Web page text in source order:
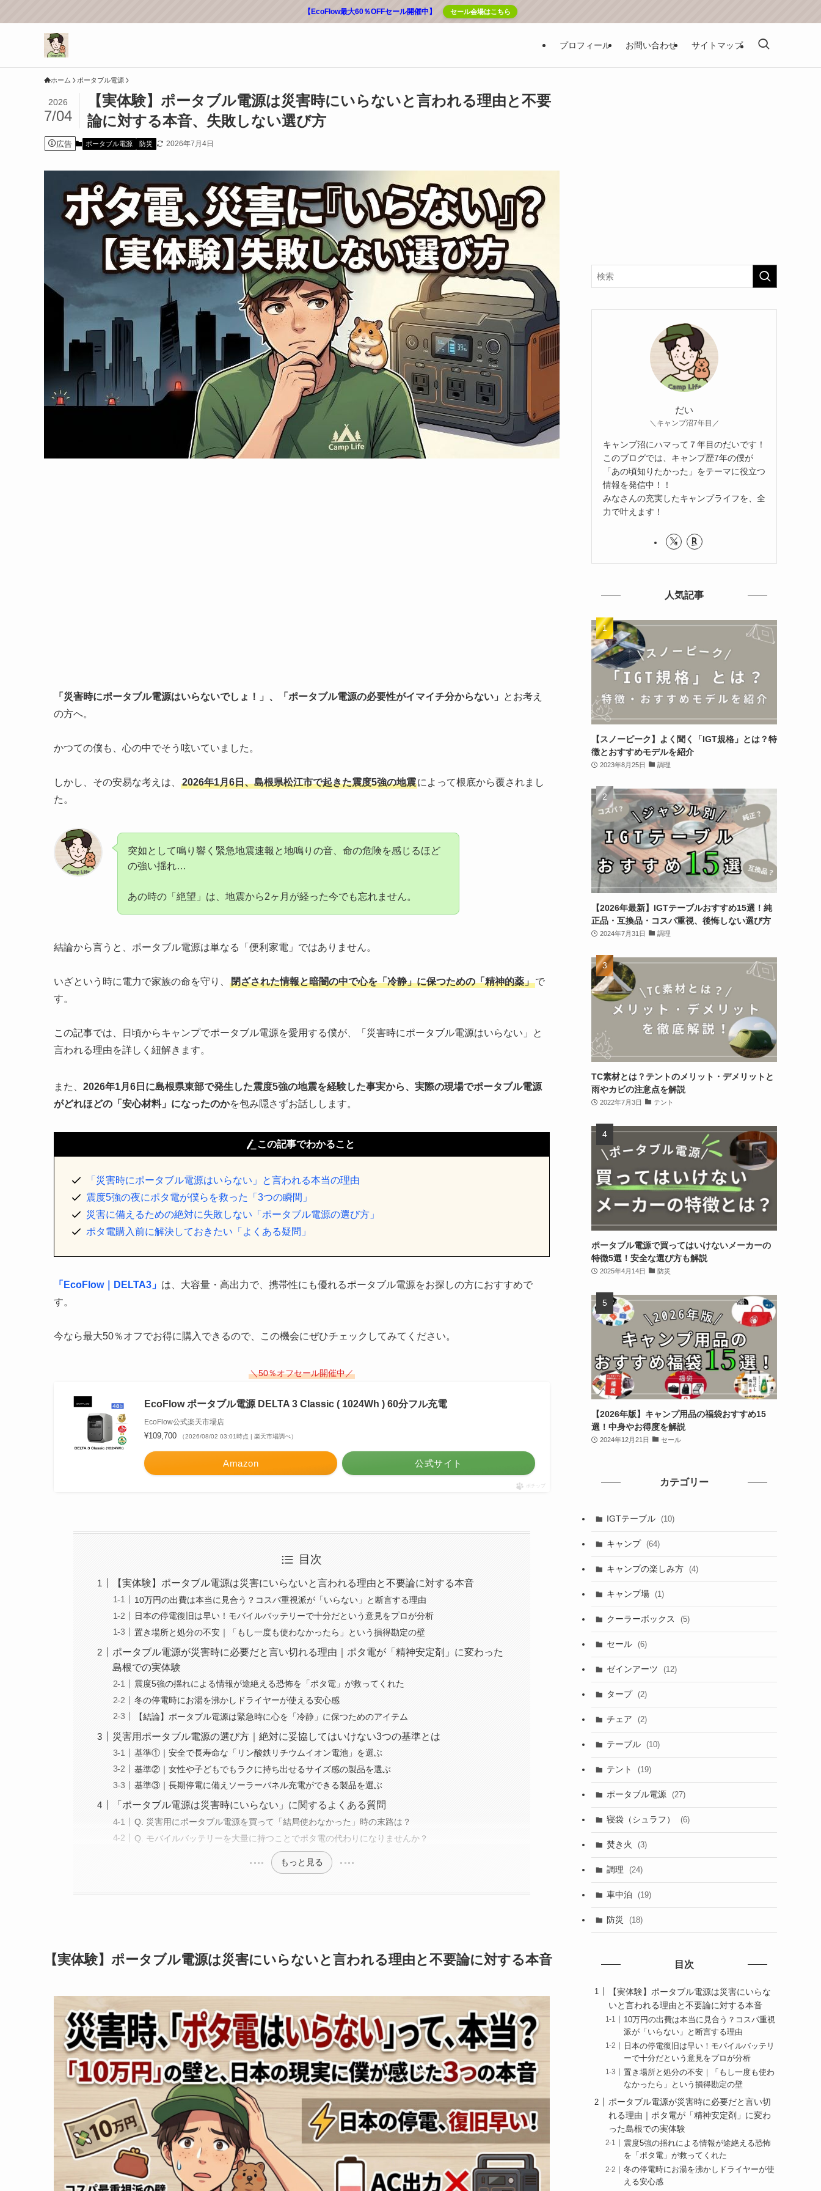
【EcoFlow最大60％OFFセール開催中】 セール会場はこちら
プロフィール お問い合わせ サイトマップ
ホーム ポータブル電源
【実体験】ポータブル電源は災害時にいらないと言われる理由と不要
論に対する本音、失敗しない選び方
2026
7/04
広告 ポータブル電源 防災 2026年7月4日
「災害時にポータブル電源はいらないでしょ！」、「ポータブル電源の必要性がイマイチ分からない」
とお考え
の方へ。
かつての僕も、心の中でそう呟いていました。
しかし、その安易な考えは、 2026年1月6日、島根県松江市で起きた震度5強の地震によって根底から覆されまし
た。
突如として鳴り響く緊急地震速報と地鳴りの音、命の危険を感じるほど
の強い揺れ…
あの時の「絶望」は、地震から2ヶ月が経った今でも忘れません。
結論から言うと、ポータブル電源は単なる「便利家電」ではありません。
いざという時に電力で家族の命を守り、 閉ざされた情報と暗闇の中で心を「冷静」に保つための「精神的薬」で
す。
この記事では、日頃からキャンプでポータブル電源を愛用する僕が、「災害時にポータブル電源はいらない」と
言われる理由を詳しく紐解きます。
また、 2026年1月6日に島根県東部で発生した震度5強の地震を経験した事実から、実際の現場でポータブル電源
がどれほどの「安心材料」になったのかを包み隠さずお話しします。
この記事でわかること
「災害時にポータブル電源はいらない」と言われる本当の理由
震度5強の夜にポタ電が僕らを救った「3つの瞬間」
災害に備えるための絶対に失敗しない「ポータブル電源の選び方」
ポタ電購入前に解決しておきたい「よくある疑問」
「EcoFlow｜DELTA3」 は、大容量・高出力で、携帯性にも優れるポータブル電源をお探しの方におすすめで
す。
今なら最大50％オフでお得に購入できるので、この機会にぜひチェックしてみてください。
＼50％オフセール開催中／
EcoFlow ポータブル電源 DELTA 3 Classic ( 1024Wh ) 60分フル充電
EcoFlow公式楽天市場店
¥109,700 （2026/08/02 03:01時点 | 楽天市場調べ）
Amazon 公式サイト
ポチップ
目次
【実体験】ポータブル電源は災害にいらないと言われる理由と不要論に対する本音
10万円の出費は本当に見合う？コスパ重視派が「いらない」と断言する理由
日本の停電復旧は早い！モバイルバッテリーで十分だという意見をプロが分析
置き場所と処分の不安｜「もし一度も使わなかったら」という損得勘定の壁
ポータブル電源が災害時に必要だと言い切れる理由｜ポタ電が「精神安定剤」に変わった
島根での実体験
震度5強の揺れによる情報が途絶える恐怖を「ポタ電」が救ってくれた
冬の停電時にお湯を沸かしドライヤーが使える安心感
【結論】ポータブル電源は緊急時に心を「冷静」に保つためのアイテム
災害用ポータブル電源の選び方｜絶対に妥協してはいけない3つの基準とは
基準①｜安全で長寿命な「リン酸鉄リチウムイオン電池」を選ぶ
基準②｜女性や子どもでもラクに持ち出せるサイズ感の製品を選ぶ
基準③｜長期停電に備えソーラーパネル充電ができる製品を選ぶ
「ポータブル電源は災害時にいらない」に関するよくある質問
Q. 災害用にポータブル電源を買って「結局使わなかった」時の末路は？
Q. モバイルバッテリーを大量に持つことでポタ電の代わりになりませんか？
もっと見る
【実体験】ポータブル電源は災害にいらないと言われる理由と不要論に対する本音
だい
＼キャンプ沼7年目／
キャンプ沼にハマって７年目のだいです！
このブログでは、キャンプ歴7年の僕が
「あの頃知りたかった」をテーマに役立つ
情報を発信中！！
みなさんの充実したキャンプライフを、全
力で叶えます！
人気記事
【スノーピーク】よく聞く「IGT規格」とは？特
徴とおすすめモデルを紹介
2023年8月25日 調理
【2026年最新】IGTテーブルおすすめ15選！純
正品・互換品・コスパ重視、後悔しない選び方
2024年7月31日 調理
TC素材とは？テントのメリット・デメリットと
雨やカビの注意点を解説
2022年7月3日 テント
ポータブル電源で買ってはいけないメーカーの
特徴5選！安全な選び方も解説
2025年4月14日 防災
【2026年版】キャンプ用品の福袋おすすめ15
選！中身やお得度を解説
2024年12月21日 セール
カテゴリー
IGTテーブル (10)
キャンプ (64)
キャンプの楽しみ方 (4)
キャンプ場 (1)
クーラーボックス (5)
セール (6)
ゼインアーツ (12)
タープ (2)
チェア (2)
テーブル (10)
テント (19)
ポータブル電源 (27)
寝袋（シュラフ） (6)
焚き火 (3)
調理 (24)
車中泊 (19)
防災 (18)
目次
【実体験】ポータブル電源は災害にいらな
いと言われる理由と不要論に対する本音
10万円の出費は本当に見合う？コスパ重視
派が「いらない」と断言する理由
日本の停電復旧は早い！モバイルバッテリ
ーで十分だという意見をプロが分析
置き場所と処分の不安｜「もし一度も使わ
なかったら」という損得勘定の壁
ポータブル電源が災害時に必要だと言い切
れる理由｜ポタ電が「精神安定剤」に変わ
った島根での実体験
震度5強の揺れによる情報が途絶える恐怖
を「ポタ電」が救ってくれた
冬の停電時にお湯を沸かしドライヤーが使
える安心感